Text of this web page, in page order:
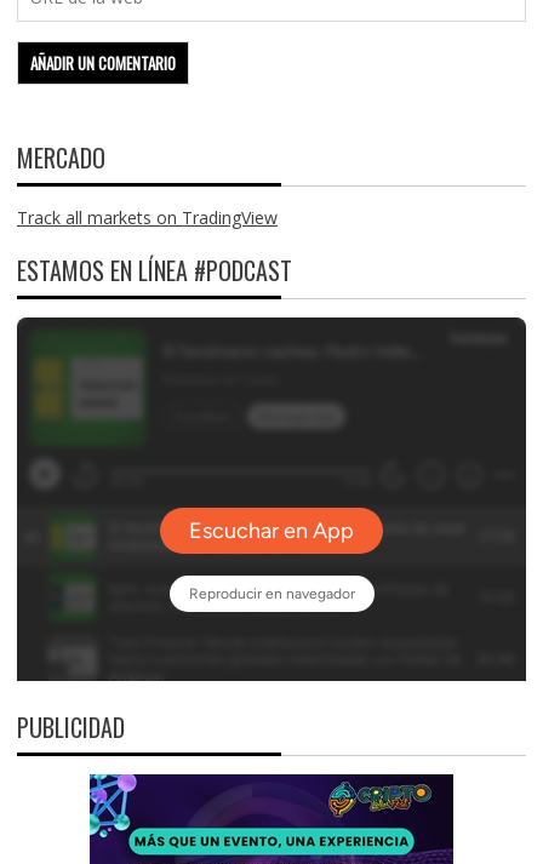
MERCADO
Track all markets on TradingView
ESTAMOS EN LÍNEA #PODCAST
PUBLICIDAD